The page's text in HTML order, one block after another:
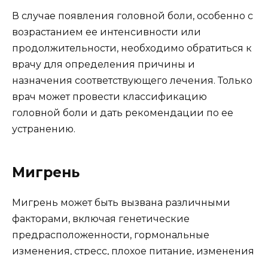
В случае появления головной боли, особенно с
возрастанием ее интенсивности или
продолжительности, необходимо обратиться к
врачу для определения причины и
назначения соответствующего лечения. Только
врач может провести классификацию
головной боли и дать рекомендации по ее
устранению.
Мигрень
Мигрень может быть вызвана различными
факторами, включая генетические
предрасположенности, гормональные
изменения, стресс, плохое питание, изменения